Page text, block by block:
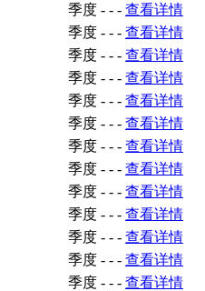
季度 - - - 查看详情
季度 - - - 查看详情
季度 - - - 查看详情
季度 - - - 查看详情
季度 - - - 查看详情
季度 - - - 查看详情
季度 - - - 查看详情
季度 - - - 查看详情
季度 - - - 查看详情
季度 - - - 查看详情
季度 - - - 查看详情
季度 - - - 查看详情
季度 - - - 查看详情